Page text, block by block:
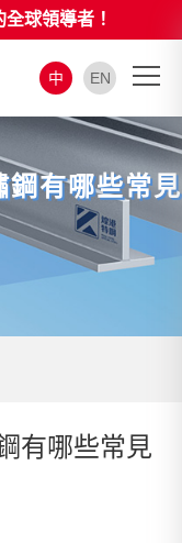
球領導者！
中 EN
鋼有哪些常見
有哪些常見